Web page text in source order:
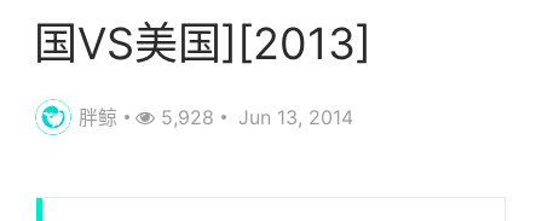
国VS美国][2013]
胖鲸 5,928 Jun 13, 2014